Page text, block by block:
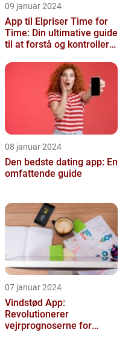
09 januar 2024
App til Elpriser Time for
Time: Din ultimative guide
til at forstå og kontrollere
08 januar 2024
Den bedste dating app: En
omfattende guide
07 januar 2024
Vindstød App:
Revolutionerer
vejrprognoserne for